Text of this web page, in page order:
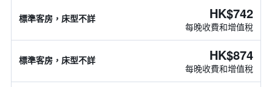
標準客房，床型不詳 HK$742
每晚收費和增值稅
標準客房，床型不詳 HK$874
每晚收費和增值稅